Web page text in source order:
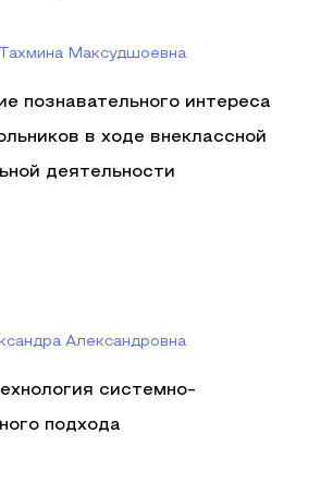
Максудшоевна
познавательного интереса
в ходе внеклассной
деятельности
Александровна
системно-
подхода